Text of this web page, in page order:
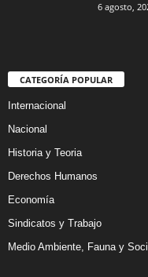
6 agosto,
CATEGORÍA POPULAR
Internacional
Nacional
Historia y Teoria
Derechos Humanos
Economía
Sindicatos y Trabajo
Medio Ambiente, Fauna y